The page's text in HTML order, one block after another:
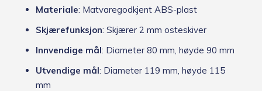
Materiale: Matvaregodkjent ABS-plast
Skjærefunksjon: Skjærer 2 mm osteskiver
Innvendige mål: Diameter 80 mm, høyde 90 mm
Utvendige mål: Diameter 119 mm, høyde 115
mm